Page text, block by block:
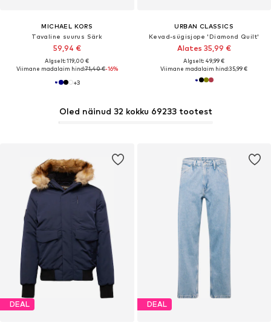
MICHAEL KORS
Tavaline suurus Särk
59,94 €
Algselt: 119,00 €
Viimane madalaim hind:71,40 €-16%
+3
URBAN CLASSICS
Kevad-sügisjope 'Diamond Quilt'
Alates 35,99 €
Algselt: 49,99 €
Viimane madalaim hind:35,99 €
DEAL DEAL
Oled näinud 32 kokku 69233 tootest